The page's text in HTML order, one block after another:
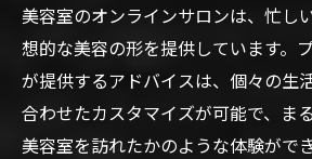
美容室のオンラインサロンは、忙し
想的な美容の形を提供しています。
が提供するアドバイスは、個々の生
合わせたカスタマイズが可能で、ま
美容室を訪れたかのような体験がで